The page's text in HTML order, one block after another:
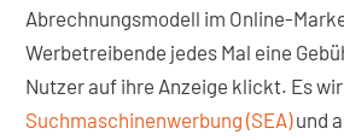
Abrechnungsmodell im Online-
Werbetreibende jedes Mal eine
Nutzer auf ihre Anzeige klickt. Es
Suchmaschinenwerbung (SEA)und